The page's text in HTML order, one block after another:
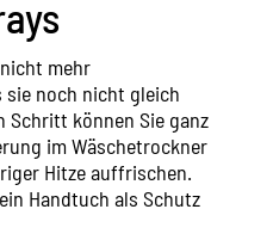
mehr
sie noch nicht gleich
Schritt können Sie ganz
im Wäschetrockner
Hitze auffrischen.
Handtuch als Schutz